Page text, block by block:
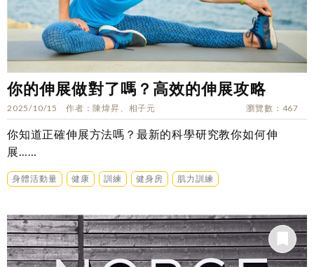
你的伸展做對了嗎？高效的伸展攻略
2025/10/15 作者 陳煒昇、相子元 瀏覽數 467
你知道正確伸展方法嗎？最新的科學研究教你如何伸
展……
身體活動量 健康 訓練 健身房 肌力訓練